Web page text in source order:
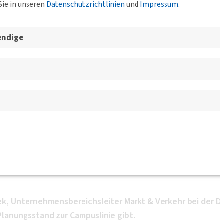
in unseren Datenschutzrichtlinienund Impressum.
der BVs
- Eine neue
Süden
Unternehmensbereichsleiter Markt & Verkehr bei der
zur Campuslinie gibt.